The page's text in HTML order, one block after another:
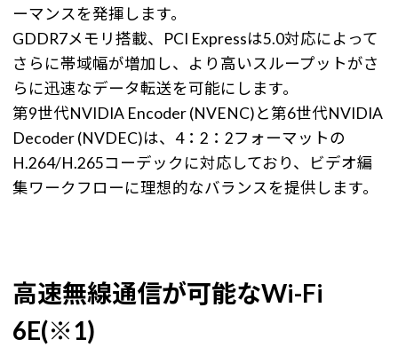
ーマンスを発揮します。
GDDR7メモリ搭載、PCI Expressは5.0対応によって
さらに帯域幅が増加し、より高いスループットがさ
らに迅速なデータ転送を可能にします。
第9世代NVIDIA Encoder (NVENC)と第6世代NVIDIA
Decoder (NVDEC)は、4：2：2フォーマットの
H.264/H.265コーデックに対応しており、ビデオ編
集ワークフローに理想的なバランスを提供します。
高速無線通信が可能なWi-Fi
6E(※1)